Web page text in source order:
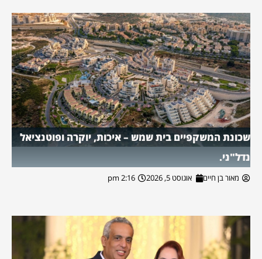
שכונת המשקפיים בית שמש – איכות, יוקרה ופוטנציאל
נדל"ני.
מאור בן חיים אוגוסט 5, 2026 2:16 pm